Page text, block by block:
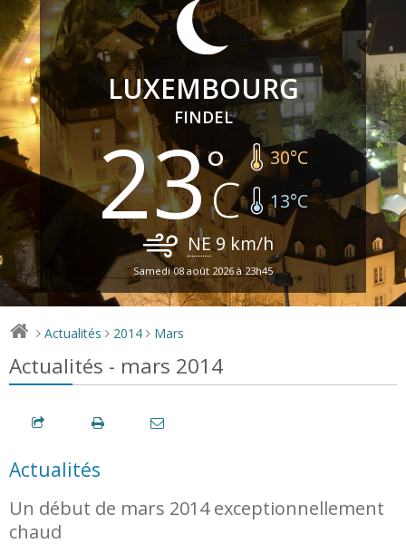
LUXEMBOURG
FINDEL
23 30°C
13°C
NE9 km/h
Samedi 08 août 2026 à 23h45
> Actualités > 2014 > Mars
Actualités - mars 2014
Actualités
Un début de mars 2014 exceptionnellement
chaud